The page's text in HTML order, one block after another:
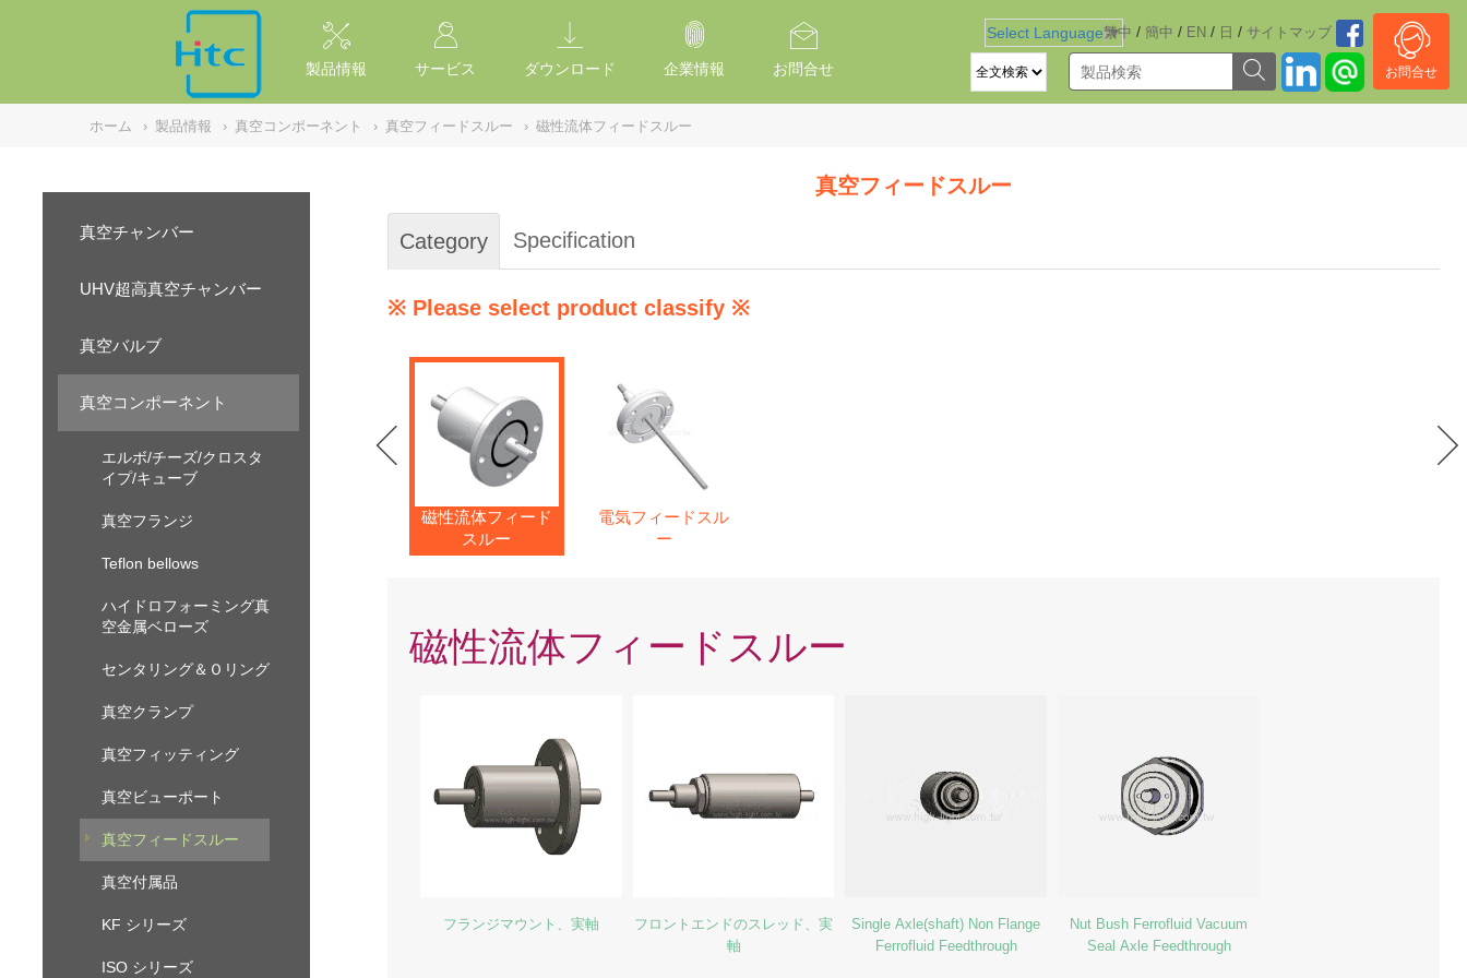
繁中 / 簡中 / EN / 日 / サイトマッブ
Select Language ▼
お問合せ
製品情報 サービス ダウンロード 企業情報 お問合せ
ホーム › 製品情報 › 真空コンポーネント › 真空フィードスルー › 磁性流体フィードスルー
真空チャンバー
UHV超高真空チャンバー
真空バルブ
真空コンポーネント
エルボ/チーズ/クロスタ
イプ/キューブ
真空フランジ
Teflon bellows
ハイドロフォーミング真
空金属ベローズ
センタリング＆Ｏリング
真空クランプ
真空フィッティング
真空ビューポート
真空フィードスルー
真空付属品
KF シリーズ
ISO シリーズ
真空フィードスルー
Category Specification
※ Please select product classify ※
磁性流体フィード
スルー
電気フィードスル
ー
磁性流体フィードスルー
フランジマウント、実軸
フロントエンドのスレッド、実
軸
Single Axle(shaft) Non Flange
Ferrofluid Feedthrough
Nut Bush Ferrofluid Vacuum
Seal Axle Feedthrough